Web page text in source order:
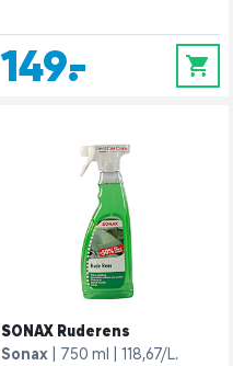
149,- 0
SONAX Ruderens
Sonax
750 ml 118,67/L.